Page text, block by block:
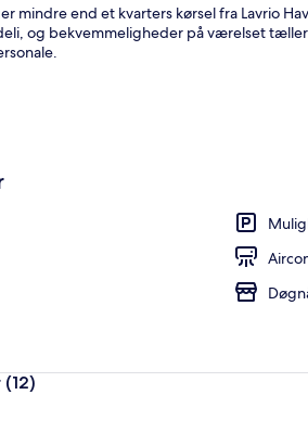
mindre end et kvarters kørsel fra Lavrio
og bekvemmeligheder på værelset
(12)